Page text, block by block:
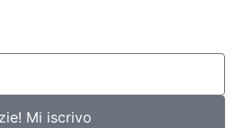
Mi iscrivo